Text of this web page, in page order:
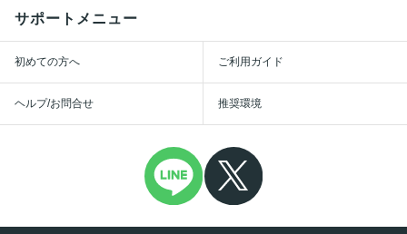
サポートメニュー
初めての方へ ご利用ガイド
ヘルプ/お問合せ 推奨環境